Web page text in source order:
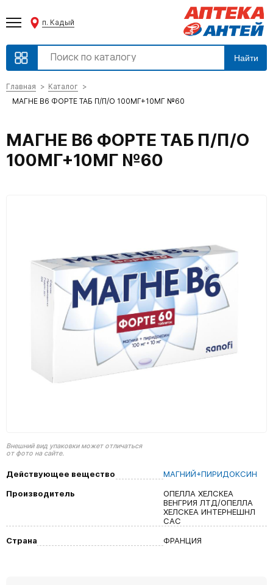
п. Кадый
Найти
Главная
Каталог
МАГНЕ В6 ФОРТЕ ТАБ П/П/О 100МГ+10МГ №60
МАГНЕ В6 ФОРТЕ ТАБ П/П/О
100МГ+10МГ №60
Внешний вид упаковки может отличаться
от фото на сайте.
Действующее вещество
МАГНИЙ+ПИРИДОКСИН
Производитель
ОПЕЛЛА ХЕЛСКЕА
ВЕНГРИЯ ЛТД/ОПЕЛЛА
ХЕЛСКЕА ИНТЕРНЕШНЛ
САС
Страна
ФРАНЦИЯ